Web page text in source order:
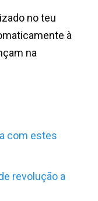
no teu
à
na
com estes
revolução a